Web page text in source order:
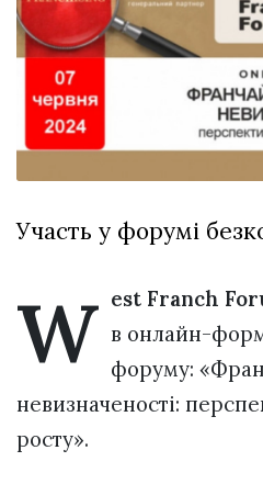
залишив у
Луцьку
три...
27 Липня 2026
726 переглядів
Всі розділи
Персона
Афіша
Контакти
Політика конфіденційності
Участь у форумі
W est Franch
в онлайн-
форуму:
невизначеності:
росту».